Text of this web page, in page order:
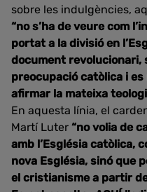
sobre les indulgències,
“no s’ha de veure com
portat a la divisió en
document revolucionari,
preocupació catòlica i
afirmar la mateixa
En aquesta línia, el
Martí Luter “no volia de
amb l’Església catòlica,
nova Església, sinó que
el cristianisme a partir de